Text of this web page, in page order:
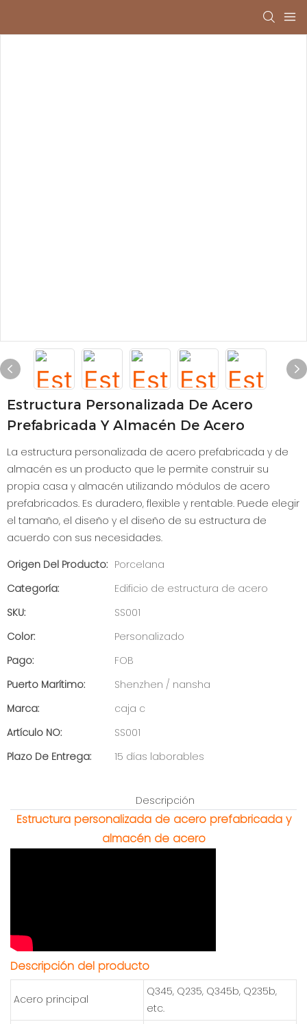
Estructura Personalizada De Acero
Prefabricada Y Almacén De Acero
La estructura personalizada de acero prefabricada y de
almacén es un producto que le permite construir su
propia casa y almacén utilizando módulos de acero
prefabricados. Es duradero, flexible y rentable. Puede elegir
el tamaño, el diseño y el diseño de su estructura de
acuerdo con sus necesidades.
Origen Del Producto: Porcelana
Categoría:
Edificio de estructura de acero
SKU:
SS001
Color:
Personalizado
Pago:
FOB
Puerto Marítimo:
Shenzhen / nansha
Marca:
caja c
Artículo NO:
SS001
Plazo De Entrega:
15 días laborables
Descripción
Estructura personalizada de acero prefabricada y
almacén de acero
Descripción del producto
Acero principal
Q345, Q235, Q345b, Q235b,
etc.